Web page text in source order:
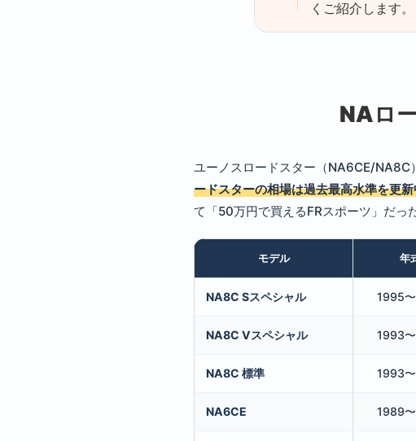
くご紹介します。
NAロ
ユーノスロードスター（NA6CE/NA8C
ードスターの相場は過去最高水準を更
て「50万円で買えるFRスポーツ」だっ
モデル 年
NA8C Sスペシャル 1995
NA8C Vスペシャル 1993
NA8C 標準 1993
NA6CE 1989